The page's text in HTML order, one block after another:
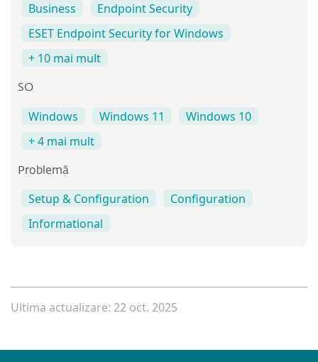
Business
Endpoint Security
ESET Endpoint Security for Windows
+ 10 mai mult
SO
Windows Windows 11
Windows 10
+ 4 mai mult
Problemă
Setup & Configuration
Configuration
Informational
Ultima actualizare: 22 oct. 2025